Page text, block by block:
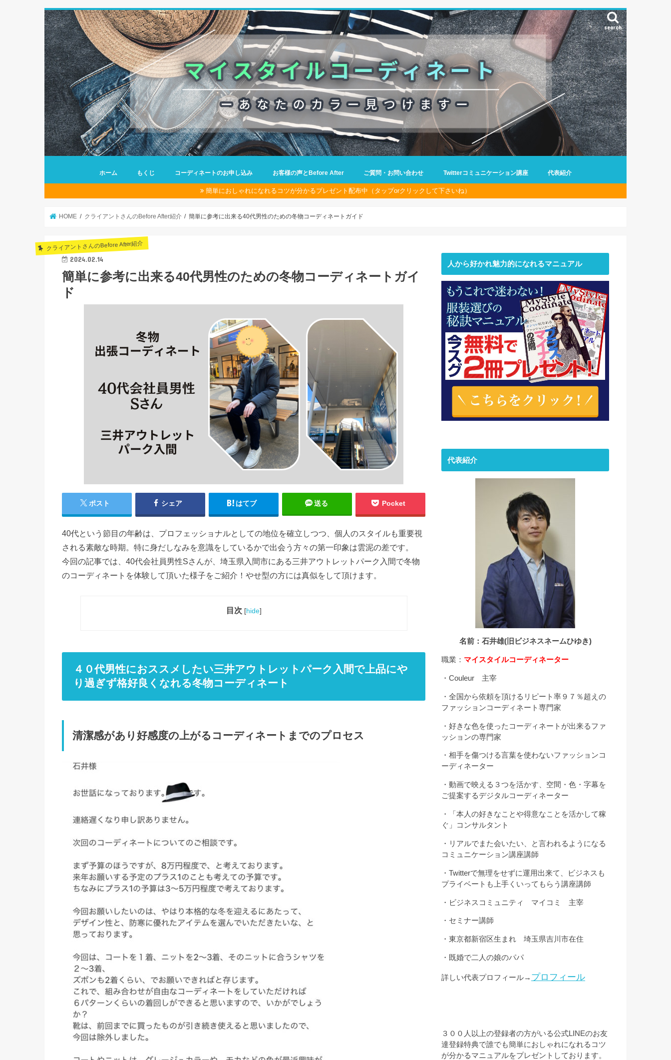
search
ホーム もくじ コーディネートのお申し込み お客様の声とBefore After ご質問・お問い合わせ Twitterコミュニケーション講座 代表紹介
簡単におしゃれになれるコツが分かるプレゼント配布中（タップorクリックして下さいね）
HOME クライアントさんのBefore After紹介 簡単に参考に出来る40代男性のための冬物コーディネートガイド
クライアントさんのBefore After紹介
2024.02.14
簡単に参考に出来る40代男性のための冬物コーディネートガイ
ド
ポスト シェア はてブ 送る Pocket
40代という節目の年齢は、プロフェッショナルとしての地位を確立しつつ、個人のスタイルも重要視
される素敵な時期。特に身だしなみを意識をしているかで出会う方々の第一印象は雲泥の差です。
今回の記事では、40代会社員男性Sさんが、埼玉県入間市にある三井アウトレットパーク入間で冬物
のコーディネートを体験して頂いた様子をご紹介！やせ型の方には真似をして頂けます。
目次 [hide]
４０代男性におススメしたい三井アウトレットパーク入間で上品にや
り過ぎず格好良くなれる冬物コーディネート
清潔感があり好感度の上がるコーディネートまでのプロセス
人から好かれ魅力的になれるマニュアル
代表紹介
名前：石井雄(旧ビジネスネームひゆき)
職業： マイスタイルコーディネーター
・Couleur 主宰
・全国から依頼を頂けるリピート率９７％超えの
ファッションコーディネート専門家
・好きな色を使ったコーディネートが出来るファ
ッションの専門家
・相手を傷つける言葉を使わないファッションコ
ーディネーター
・動画で映える３つを活かす、空間・色・字幕を
ご提案するデジタルコーディネーター
・「本人の好きなことや得意なことを活かして稼
ぐ」コンサルタント
・リアルでまた会いたい、と言われるようになる
コミュニケーション講座講師
・Twitterで無理をせずに運用出来て、ビジネスも
プライベートも上手くいってもらう講座講師
・ビジネスコミュニティ マイコミ 主宰
・セミナー講師
・東京都新宿区生まれ 埼玉県吉川市在住
・既婚で二人の娘のパパ
詳しい代表プロフィール→ プロフィール
３００人以上の登録者の方がいる公式LINEのお友
達登録特典で誰でも簡単におしゃれになれるコツ
が分かるマニュアルをプレゼントしております。